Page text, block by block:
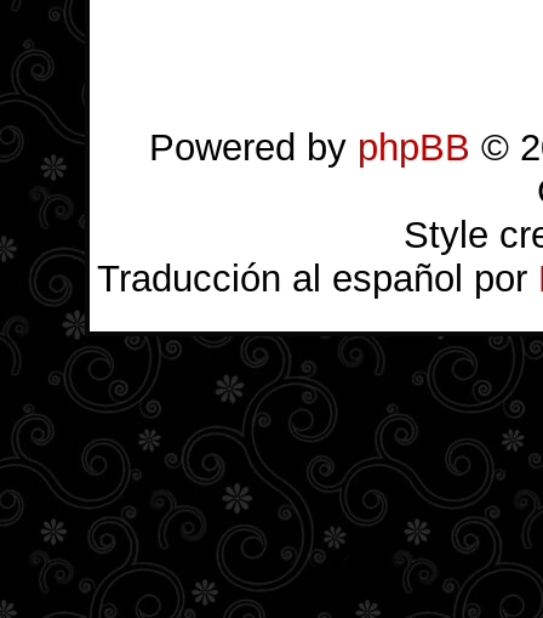
Powered by phpBB ©
Style
Traducción al español por